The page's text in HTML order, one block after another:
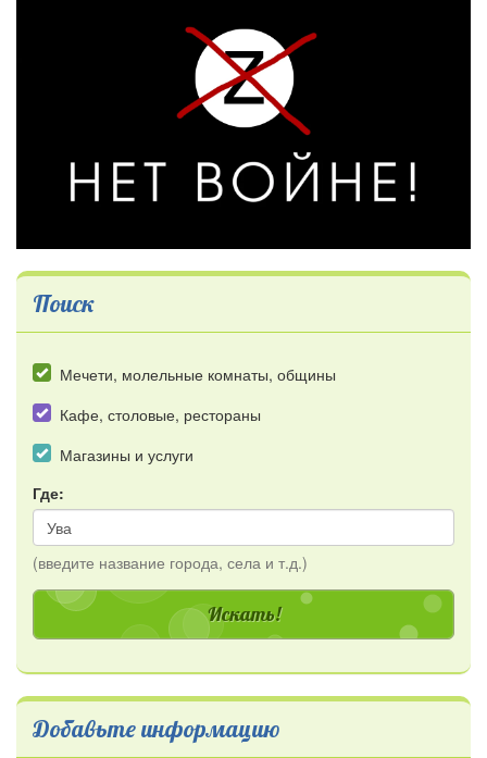
Поиск
Мечети, молельные комнаты, общины
Кафе, столовые, рестораны
Магазины и услуги
Где:
(введите название города, села и т.д.)
Добавьте информацию